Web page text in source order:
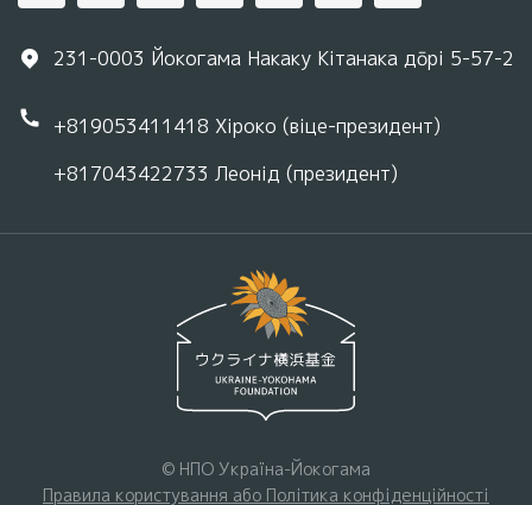
© НПО Україна-Йокогама
Правила користування або Політика конфіденційності
231-0003 Йокогама Накаку Кітанака дōрі 5-57-2
+819053411418 Хіроко (віце-президент)
+817043422733 Леонід (президент)